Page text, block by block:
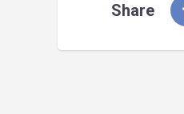
Share